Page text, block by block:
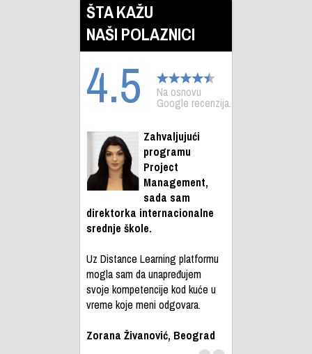
ŠTA KAŽU
NAŠI POLAZNICI
4.5 Na osnovu
Google recenzija.
Zahvaljujući
programu
Project
Management,
sada sam
direktorka internacionalne
srednje škole.
Uz Distance Learning platformu
mogla sam da unapređujem
svoje kompetencije kod kuće u
vreme koje meni odgovara.
Zorana Živanović, Beograd